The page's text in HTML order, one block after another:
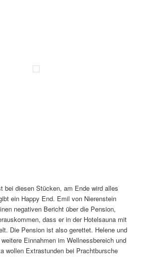
bei diesen Stücken, am Ende wird alles
ein Happy End. Emil von Nierenstein
negativen Bericht über die Pension,
dass er in der Hotelsauna mit
Die Pension ist also gerettet. Helene und
Einnahmen im Wellnessbereich und
wollen Extrastunden bei Prachtbursche